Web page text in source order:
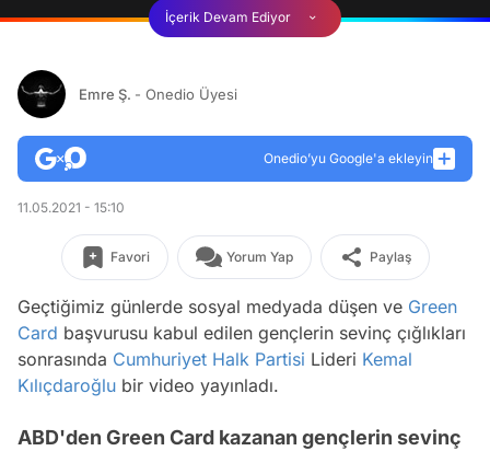
İçerik Devam Ediyor
Emre Ş. - Onedio Üyesi
Onedio’yu Google'a ekleyin
11.05.2021 - 15:10
Favori Yorum Yap Paylaş
Geçtiğimiz günlerde sosyal medyada düşen ve Green
Card başvurusu kabul edilen gençlerin sevinç çığlıkları
sonrasında Cumhuriyet Halk Partisi Lideri Kemal
Kılıçdaroğlu bir video yayınladı.
ABD'den Green Card kazanan gençlerin sevinç